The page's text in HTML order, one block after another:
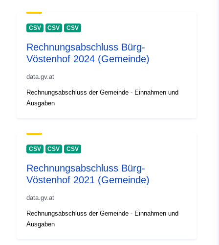
CSV CSV CSV
Rechnungsabschluss Bürg-
Vöstenhof 2024 (Gemeinde)
data.gv.at
Rechnungsabschluss der Gemeinde - Einnahmen und
Ausgaben
CSV CSV CSV
Rechnungsabschluss Bürg-
Vöstenhof 2021 (Gemeinde)
data.gv.at
Rechnungsabschluss der Gemeinde - Einnahmen und
Ausgaben